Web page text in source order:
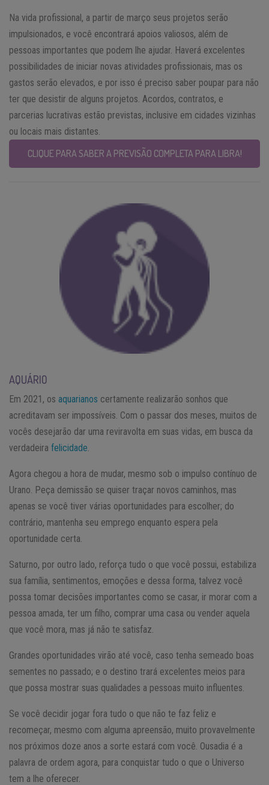
Na vida profissional, a partir de março seus projetos serão
impulsionados, e você encontrará apoios valiosos, além de
pessoas importantes que podem lhe ajudar. Haverá excelentes
possibilidades de iniciar novas atividades profissionais, mas os
gastos serão elevados, e por isso é preciso saber poupar para não
ter que desistir de alguns projetos. Acordos, contratos, e
parcerias lucrativas estão previstas, inclusive em cidades vizinhas
ou locais mais distantes.
CLIQUE PARA SABER A PREVISÃO COMPLETA PARA LIBRA!
AQUÁRIO
Em 2021, os aquarianos certamente realizarão sonhos que
acreditavam ser impossíveis. Com o passar dos meses, muitos de
vocês desejarão dar uma reviravolta em suas vidas, em busca da
verdadeira felicidade
Agora chegou a hora de mudar, mesmo sob o impulso contínuo de
Urano. Peça demissão se quiser traçar novos caminhos, mas
apenas se você tiver várias oportunidades para escolher; do
contrário, mantenha seu emprego enquanto espera pela
oportunidade certa.
Saturno, por outro lado, reforça tudo o que você possui, estabiliza
sua família, sentimentos, emoções e dessa forma, talvez você
possa tomar decisões importantes como se casar, ir morar com a
pessoa amada, ter um filho, comprar uma casa ou vender aquela
que você mora, mas já não te satisfaz.
Grandes oportunidades virão até você, caso tenha semeado boas
sementes no passado; e o destino trará excelentes meios para
que possa mostrar suas qualidades a pessoas muito influentes.
Se você decidir jogar fora tudo o que não te faz feliz e
recomeçar, mesmo com alguma apreensão, muito provavelmente
nos próximos doze anos a sorte estará com você. Ousadia é a
palavra de ordem agora, para conquistar tudo o que o Universo
tem a lhe oferecer.